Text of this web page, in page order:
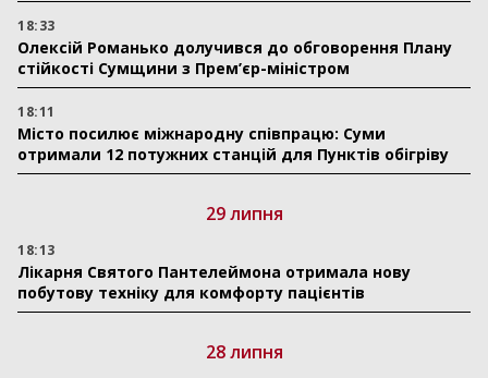
18:33
Олексій Романько долучився до обговорення Плану
стійкості Сумщини з Прем’єр-міністром
18:11
Місто посилює міжнародну співпрацю: Суми
отримали 12 потужних станцій для Пунктів обігріву
29 липня
18:13
Лікарня Святого Пантелеймона отримала нову
побутову техніку для комфорту пацієнтів
28 липня